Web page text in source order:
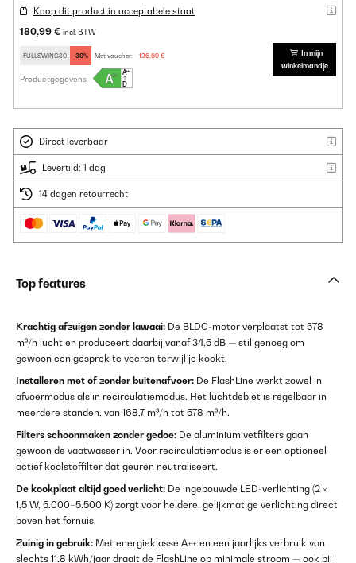
Koop dit product in acceptabele staat
180,99 € incl. BTW
FULLSWING30 -30% Met voucher: 126,69 €
Productgegevens
In mijn
winkelmandje
Direct leverbaar
Levertijd: 1 dag
14 dagen retourrecht
Top features
Krachtig afzuigen zonder lawaai: De BLDC-motor verplaatst tot 578
m³/h lucht en produceert daarbij vanaf 34,5 dB — stil genoeg om
gewoon een gesprek te voeren terwijl je kookt.
Installeren met of zonder buitenafvoer: De FlashLine werkt zowel in
afvoermodus als in recirculatiemodus. Het luchtdebiet is regelbaar in
meerdere standen, van 168,7 m³/h tot 578 m³/h.
Filters schoonmaken zonder gedoe: De aluminium vetfilters gaan
gewoon de vaatwasser in. Voor recirculatiemodus is er een optioneel
actief koolstoffilter dat geuren neutraliseert.
De kookplaat altijd goed verlicht: De ingebouwde LED-verlichting (2 ×
1,5 W, 5.000–5.500 K) zorgt voor heldere, gelijkmatige verlichting direct
boven het fornuis.
Zuinig in gebruik: Met energieklasse A++ en een jaarlijks verbruik van
slechts 11,8 kWh/jaar draait de FlashLine op minimale stroom — ook bij